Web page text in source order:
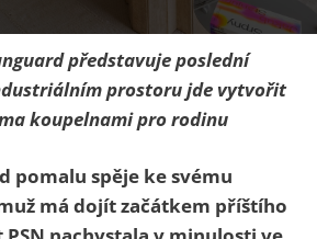
představuje poslední
prostoru jde vytvořit
koupelnami pro rodinu
pomalu spěje ke svému
má dojít začátkem příštího